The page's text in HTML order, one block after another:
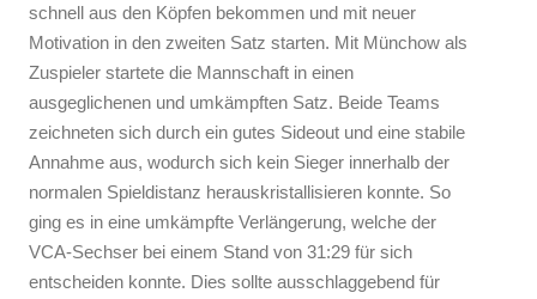
schnell aus den Köpfen bekommen und mit neuer
Motivation in den zweiten Satz starten. Mit Münchow als
Zuspieler startete die Mannschaft in einen
ausgeglichenen und umkämpften Satz. Beide Teams
zeichneten sich durch ein gutes Sideout und eine stabile
Annahme aus, wodurch sich kein Sieger innerhalb der
normalen Spieldistanz herauskristallisieren konnte. So
ging es in eine umkämpfte Verlängerung, welche der
VCA-Sechser bei einem Stand von 31:29 für sich
entscheiden konnte. Dies sollte ausschlaggebend für